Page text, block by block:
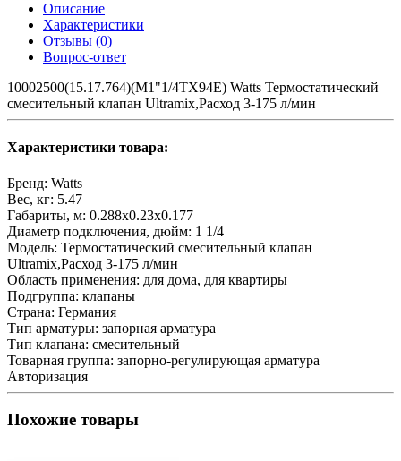
Описание
Характеристики
Отзывы (0)
Вопрос-ответ
10002500(15.17.764)(M1"1/4TX94E) Watts Термостатический
смесительный клапан Ultramix,Расход 3-175 л/мин
Характеристики товара:
Бренд: Watts
Вес, кг: 5.47
Габариты, м: 0.288x0.23x0.177
Диаметр подключения, дюйм: 1 1/4
Модель: Термостатический смесительный клапан
Ultramix,Расход 3-175 л/мин
Область применения: для дома, для квартиры
Подгруппа: клапаны
Страна: Германия
Тип арматуры: запорная арматура
Тип клапана: смесительный
Товарная группа: запорно-регулирующая арматура
Авторизация
Похожие товары